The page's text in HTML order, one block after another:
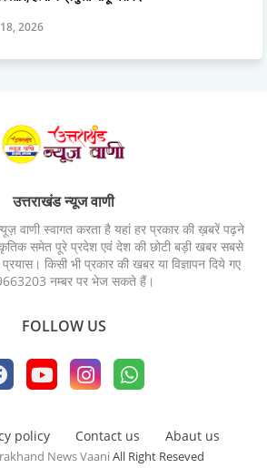
2026
उत्तराखंड न्यूज वाणी
वाणी स्वागत करता है यहां हर प्रकार की ख़बरें पढ़ने
समेत पूरे प्रदेश एवं देश की छोटी बड़ी खबर सबसे
किसी भी प्रकार की खबर या विज्ञापन दिये गए
नम्बर पर भेज सकते हैं।
FOLLOW US
policy Contact us Abaut us
News Vaani All Right Reseved